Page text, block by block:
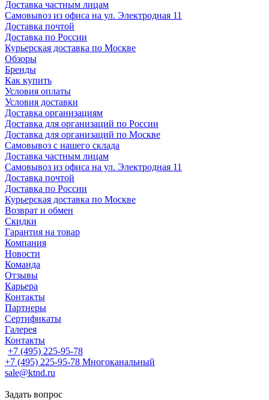
Доставка частным лицам
Самовывоз из офиса на ул. Электродная 11
Доставка почтой
Доставка по России
Курьерская доставка по Москве
Обзоры
Бренды
Как купить
Условия оплаты
Условия доставки
Доставка организациям
Доставка для организаций по России
Доставка для организаций по Москве
Самовывоз с нашего склада
Доставка частным лицам
Самовывоз из офиса на ул. Электродная 11
Доставка почтой
Доставка по России
Курьерская доставка по Москве
Возврат и обмен
Скидки
Гарантия на товар
Компания
Новости
Команда
Отзывы
Карьера
Контакты
Партнеры
Сертификаты
Галерея
Контакты
+7 (495) 225-95-78
+7 (495) 225-95-78 Многоканальный
sale@ktnd.ru
Задать вопрос